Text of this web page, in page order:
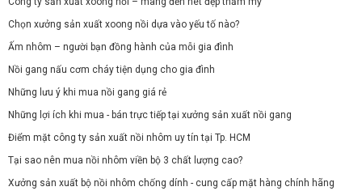
Chọn xưởng sản xuất xoong nồi dựa vào yếu tố nào?
Ấm nhôm – người bạn đồng hành của mỗi gia đình
Nồi gang nấu cơm cháy tiện dụng cho gia đình
Những lưu ý khi mua nồi gang giá rẻ
Những lợi ích khi mua - bán trực tiếp tại xưởng sản xuất nồi gang
Điểm mặt công ty sản xuất nồi nhôm uy tín tại Tp. HCM
Tại sao nên mua nồi nhôm viền bộ 3 chất lượng cao?
Xưởng sản xuất bộ nồi nhôm chống dính - cung cấp mặt hàng chính hãng